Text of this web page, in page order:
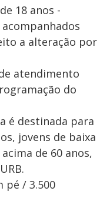
18 anos -
a alteração por
atendimento
do
é destinada para
jovens de baixa
de 60 anos,
pé / 3.500